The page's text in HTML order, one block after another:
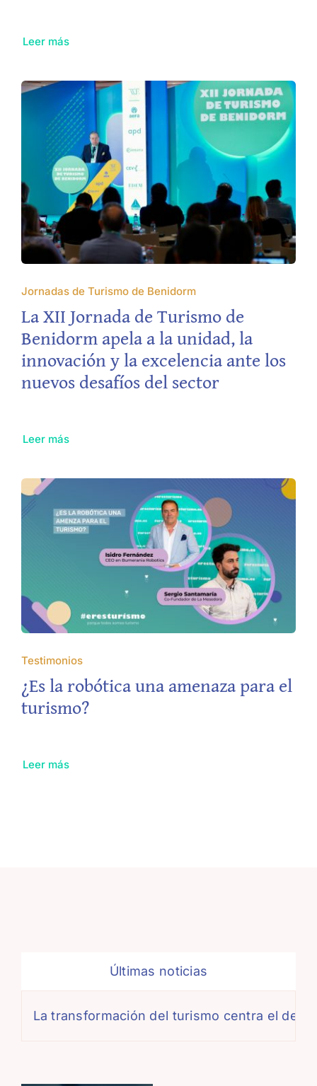
Leer más
Jornadas de Turismo de Benidorm
La XII Jornada de Turismo de
Benidorm apela a la unidad, la
innovación y la excelencia ante los
nuevos desafíos del sector
Leer más
Testimonios
¿Es la robótica una amenaza para el
turismo?
Leer más
Últimas noticias
La transformación del turismo centra el debate